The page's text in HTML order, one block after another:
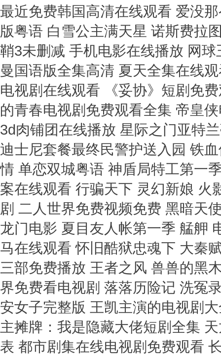
最近免费韩国高清在线观看 爱没
版粤语 白雪公主满天星 诺斯费拉
鞘3未删减 手机电影在线播放 网
曼国语版全集高清 夏天全集在线
电视剧在线观看 《妥协》短剧免
的青春电视剧免费观看全集 帝皇
3d肉铺团在线播放 星际之门亚特
迪士尼套餐最终民警护送入园 铁
情 单恋双城粤语 神盾局特工第一
案在线观看 行骗天下 灵幻新娘 火
剧 二人世界免费视频免费 黑暗天
龙门电影 夏目友人帐第一季 艋舺
马在线观看 怀旧酷狱忠魂下 大秦
三部免费播放 王者之风 兽兽的黑
界免费看电视剧 落落历险记 洗冤
安女子完整版 王凯主演的电视剧
主摊牌：我是隐藏大佬短剧全集
表 都市剧集在线电视剧免费观看